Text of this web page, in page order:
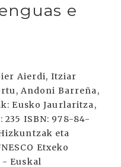
e
Aierdi, Itziar
Andoni Barreña,
Eusko Jaurlaritza,
235 ISBN: 978-84-
eta
Etxeko
Euskal